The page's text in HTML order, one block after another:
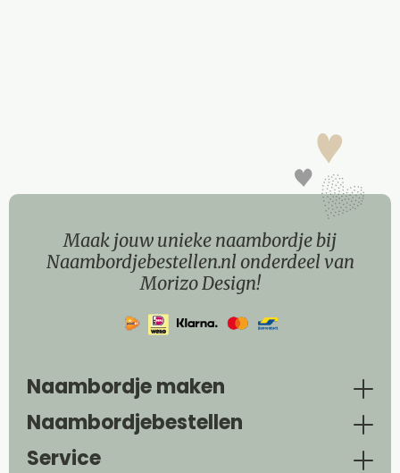
Maak jouw unieke naambordje bij
Naambordjebestellen.nl onderdeel van
Morizo Design!
Naambordje maken
Naambordjebestellen
Service